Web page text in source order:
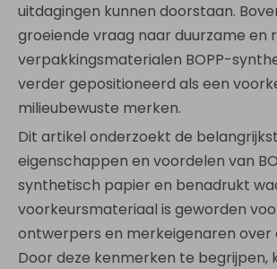
uitdagingen kunnen doorstaan.
groeiende vraag naar duurzame en
verpakkingsmaterialen BOPP-
verder gepositioneerd als een
milieubewuste merken.
Dit artikel onderzoekt de
eigenschappen en voordelen van
synthetisch papier en benadrukt
voorkeursmateriaal is geworden
ontwerpers en merkeigenaren over
Door deze kenmerken te begrijpen,